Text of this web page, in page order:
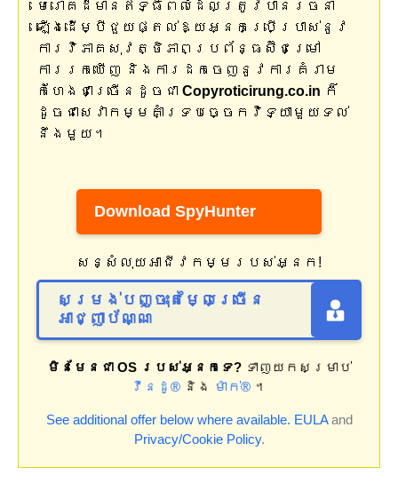
មេរោគដ៏មានឥទ្ធិពលដែលត្រូវបានរចនា
ឡើងដើម្បីជួយផ្តល់ឱ្យអ្នកប្រើប្រាស់នូវ
ការវិភាគសុវត្ថិភាពប្រព័ន្ធស៊ីជម្រៅ
ការរកឃើញ និងការដកចេញនូវការគំរាម
កំហែងជាច្រើនដូចជា Copyroticirung.co.in ក៏
ដូចជាសេវាកម្មគាំទ្របច្ចេកវិទ្យាមួយទល់
នឹងមួយ។
Download SpyHunter
សន្សំលុយអាជីវកម្មរបស់អ្នក!
សម្រង់បញ្ចុះតម្លៃច្រើន
អាជ្ញាប័ណ្ណ
មិនមែនជា OS របស់អ្នកទេ?ទាញយកសម្រាប់
វីនដូ® និង ម៉ាក់® ។
See additional offer below where available. EULAand
Privacy/Cookie Policy.